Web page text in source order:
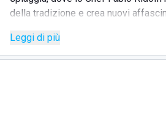
della tradizione e crea nuovi
Il Ristorante Paradise vi aspetta sia
Leggi di più